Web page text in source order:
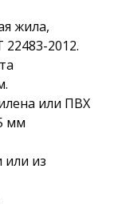
жила,
2012.
или ПВХ
мм
или из